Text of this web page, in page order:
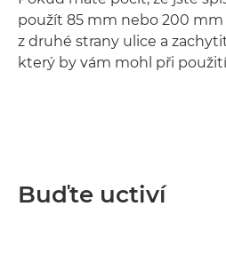
použít 85 mm nebo 200 mm
z druhé strany ulice a
který by vám mohl při
Buďte uctiví